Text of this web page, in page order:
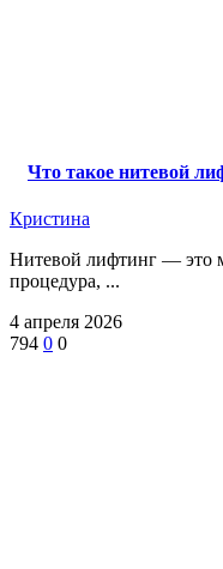
Что такое нитевой
Кристина
Нитевой лифтинг — это
процедура, ...
4 апреля 2026
794 0 0